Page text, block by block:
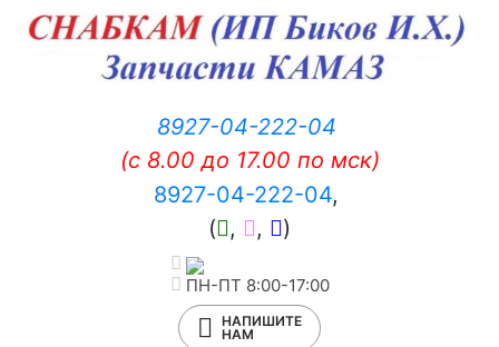
8927-04-222-04
(c 8.00 до 17.00 по мск)
8927-04-222-04,
(
, , )
ПН-ПТ 8:00-17:00
НАПИШИТЕ
НАМ